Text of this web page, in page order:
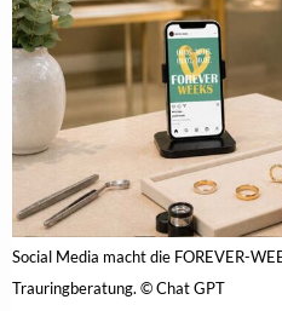
Social Media macht die FOREVER-
Trauringberatung. © Chat GPT